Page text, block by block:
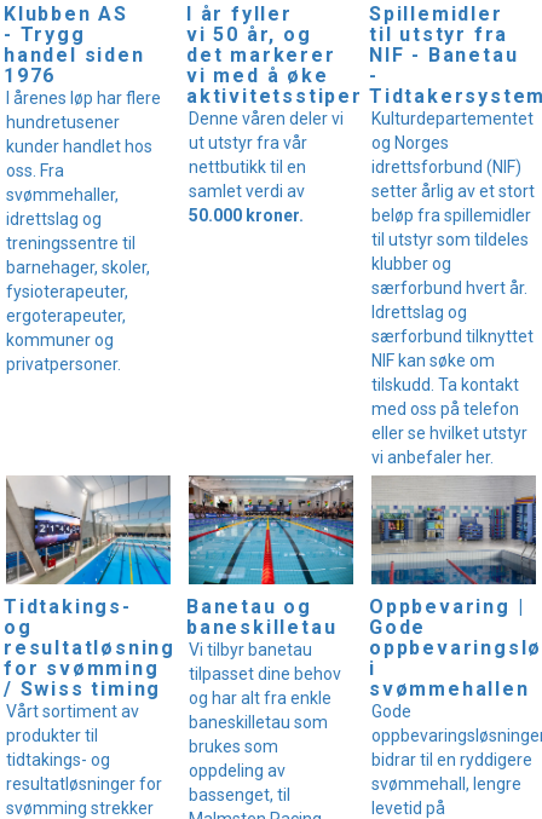
Klubben AS
- Trygg
handel siden
1976
I årenes løp har flere
hundretusener
kunder handlet hos
oss. Fra
svømmehaller,
idrettslag og
treningssentre til
barnehager, skoler,
fysioterapeuter,
ergoterapeuter,
kommuner og
privatpersoner.
I år fyller
vi 50 år, og
det markerer
vi med å øke
aktivitetsstipendet!
Denne våren deler vi
ut utstyr fra vår
nettbutikk til en
samlet verdi av
50.000 kroner.
Spillemidler
til utstyr fra
NIF - Banetau
-
Kulturdepartementet
og Norges
idrettsforbund (NIF)
setter årlig av et stort
beløp fra spillemidler
til utstyr som tildeles
klubber og
særforbund hvert år.
Idrettslag og
særforbund tilknyttet
NIF kan søke om
tilskudd. Ta kontakt
med oss på telefon
eller se hvilket utstyr
vi anbefaler her.
Tidtakings-
og
resultatløsninger
for svømming
/ Swiss timing
Vårt sortiment av
produkter til
tidtakings- og
resultatløsninger for
svømming strekker
Banetau og
baneskilletau
Vi tilbyr banetau
tilpasset dine behov
og har alt fra enkle
baneskilletau som
brukes som
oppdeling av
bassenget, til
Oppbevaring |
Gode
i
svømmehallen
Gode
bidrar til en ryddigere
svømmehall, lengre
levetid på